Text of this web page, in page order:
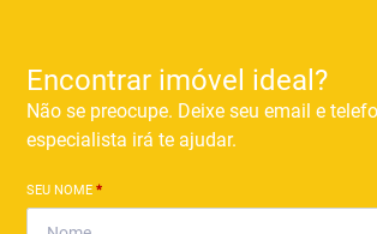
Encontrar imóvel ideal?
Não se preocupe. Deixe seu email e
especialista irá te ajudar.
SEU NOME*